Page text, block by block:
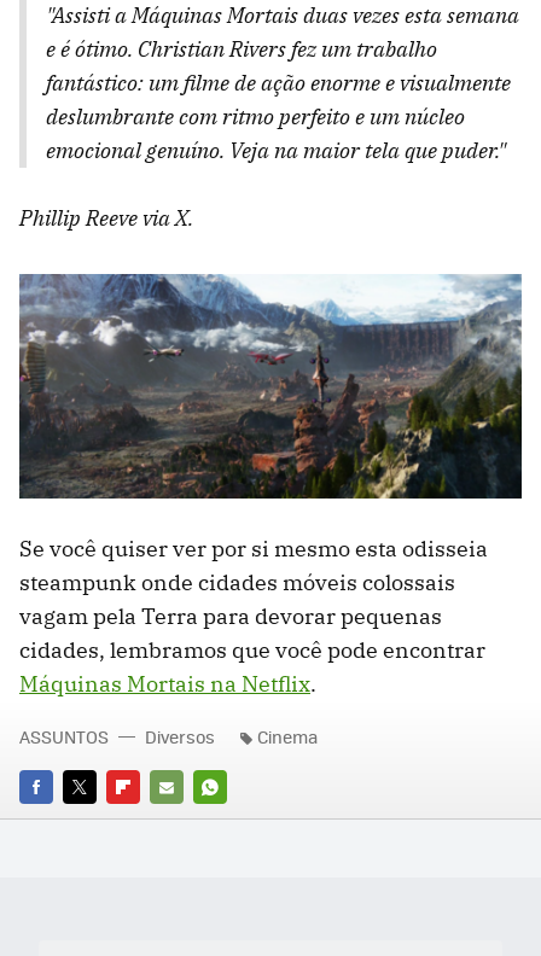
"Assisti a Máquinas Mortais duas vezes esta semana
e é ótimo. Christian Rivers fez um trabalho
fantástico: um filme de ação enorme e visualmente
deslumbrante com ritmo perfeito e um núcleo
emocional genuíno. Veja na maior tela que puder."
Phillip Reeve via X.
Se você quiser ver por si mesmo esta odisseia
steampunk onde cidades móveis colossais
vagam pela Terra para devorar pequenas
cidades, lembramos que você pode encontrar
Máquinas Mortais na Netflix.
FACEBOOK
TWITTERFLIPBOARD
E-
WHATSAPP
ASSUNTOS Diversos Cinema